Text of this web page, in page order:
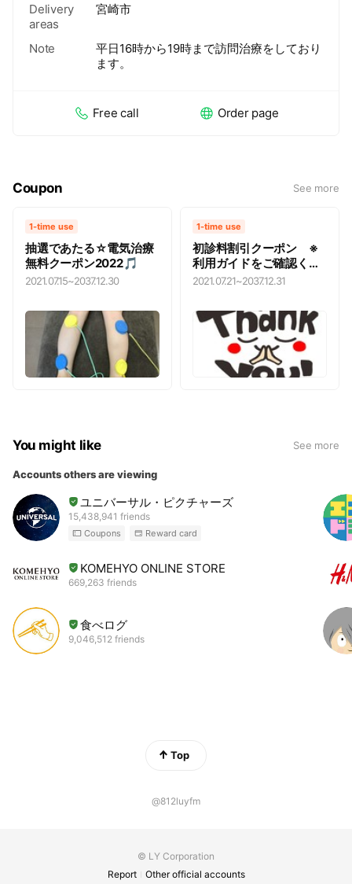
Delivery
areas
宮崎市
Note
平日16時から19時まで訪問治療をしており
ます。
Free call Order page
Coupon See more
1-time use
抽選であたる☆電気治療
無料クーポン2022🎵
2021.07.15~2037.12.30
1-time use
初診料割引クーポン ※
利用ガイドをご確認くだ
さい！
2021.07.21~2037.12.31
You might like See more
Accounts others are viewing
ユニバーサル・ピクチャーズ
15,438,941 friends
Coupons Reward card
KOMEHYO ONLINE STORE
669,263 friends
食べログ
9,046,512 friends
Top
@812luyfm
© LY Corporation
Report
Other official accounts